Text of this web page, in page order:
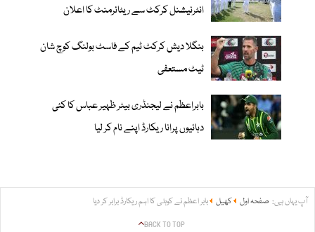
انٹرنیشنل کرکٹ سے ریٹائرمنٹ کا اعلان
بنگلا دیش کرکٹ ٹیم کے فاسٹ بولنگ کوچ شان
ٹیٹ مستعفی
بابراعظم نے لیجنڈری بیٹر ظہیر عباس کا کئی
دہائیوں پرانا ریکارڈ اپنے نام کر لیا
آپ یہاں ہیں: صفحہ اول کھیل بابر اعظم نے کوہلی کا اہم ریکارڈ برابر کر دیا
BACK TO TOP